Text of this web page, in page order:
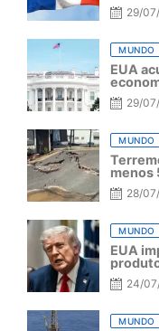
29/
MUNDO
EUA
por
29/
MUNDO
menos
Japão
28/
MUNDO
EUA
24/
MUNDO